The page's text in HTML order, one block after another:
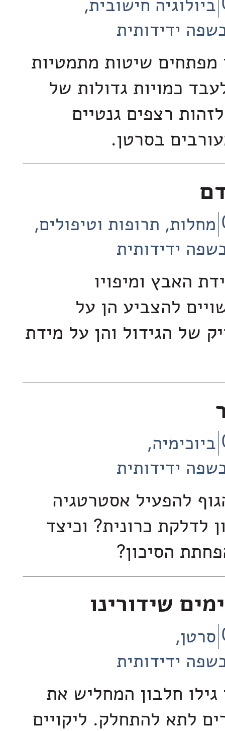
ביולוגיה חישובית
ידידותית
מפתחים שיטות מתמטיות
כמויות גדולות של
רצפים גנטיים
בסרטן.
מחלות, תרופות וטיפולים
ידידותית
האבץ ומיפויו
להצביע הן על
של הגידול והן על מידת
ביוכימיה
ידידותית
להפעיל אסטרטגיה
לדלקת כרונית? וכיצד
הסיכון?
שידורינו
סרטן
ידידותית
גילו חלבון המחליש את
לתא להתחלק. ליקויים